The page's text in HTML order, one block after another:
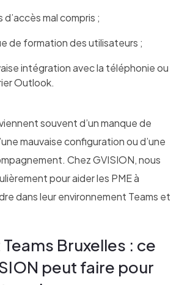
mal compris ;
de formation des utilisateurs ;
intégration avec la téléphonie ou
Outlook.
souvent d’un manque de
mauvaise configuration ou d’une
Chez GVISION, nous
pour aider les PME à
dans leur environnement Teams et
Bruxelles : ce
peut faire pour